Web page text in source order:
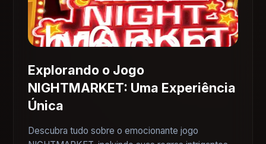
Explorando o Jogo
NIGHTMARKET: Uma Experiência
Única
Descubra tudo sobre o emocionante jogo